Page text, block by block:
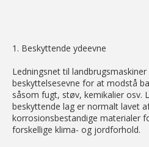
1. Beskyttende ydeevne
Ledningsnet til
beskyttelsesevne for at modstå
såsom fugt, støv, kemikalier osv.
beskyttende lag er normalt
korrosionsbestandige materialer
forskellige klima- og jordforhold.